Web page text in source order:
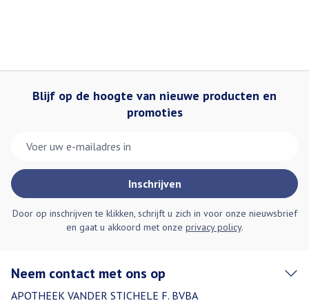
Blijf op de hoogte van nieuwe producten en
promoties
Inschrijven
Door op inschrijven te klikken, schrijft u zich in voor onze nieuwsbrief
en gaat u akkoord met onze privacy policy.
Neem contact met ons op
APOTHEEK VANDER STICHELE F. BVBA